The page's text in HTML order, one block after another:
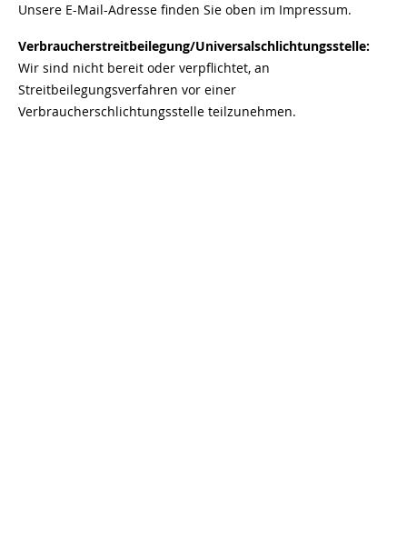
Unsere E-Mail-Adresse finden Sie oben im Impressum.
Verbraucherstreitbeilegung/Universalschlichtungsstelle:
Wir sind nicht bereit oder verpflichtet, an
Streitbeilegungsverfahren vor einer
Verbraucherschlichtungsstelle teilzunehmen.